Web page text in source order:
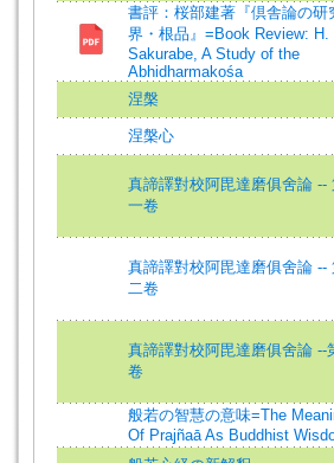
書評：桜部建著『倶舎論の研
界・根品』=Book Review: H.
Sakurabe, A Study of the
Abhidharmakośa
涅槃
涅槃心
真諦譯對校阿毘達磨俱舍論 --
一卷
真諦譯對校阿毘達磨俱舍論 --
二卷
真諦譯對校阿毘達磨俱舍論 --
卷
般若の智慧の意味=The
Of Prajñaā As Buddhist